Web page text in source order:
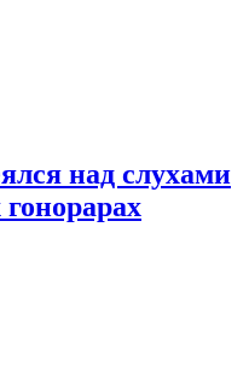
над слухами